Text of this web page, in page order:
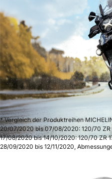
* Vergleich der Produktreihen
20/07/2020 bis 07/08/2020: 120/70 ZR
17/08/2020 bis 14/10/2020: 120/70 ZR
28/09/2020 bis 12/11/2020,